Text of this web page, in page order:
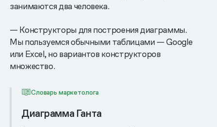
занимаются два человека.
— Конструкторы для построения диаграммы.
Мы пользуемся обычными таблицами — Google
или Excel, но вариантов конструкторов
множество.
Словарь маркетолога
Диаграмма Ганта